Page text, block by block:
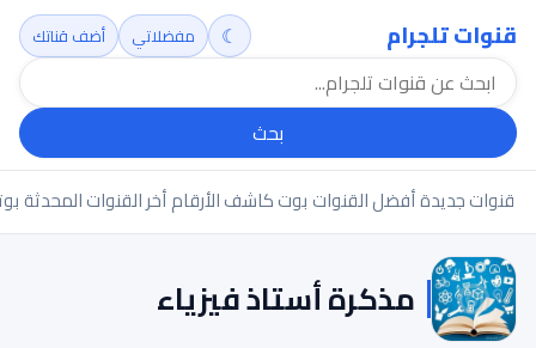
قنوات تلجرام
بحث
☾ مفضلاتي أضف قناتك
قنوات جديدةأفضل القنواتبوت كاشف الأرقامأخر القنوات المحدثة
مذكرة أستاذ فيزياء